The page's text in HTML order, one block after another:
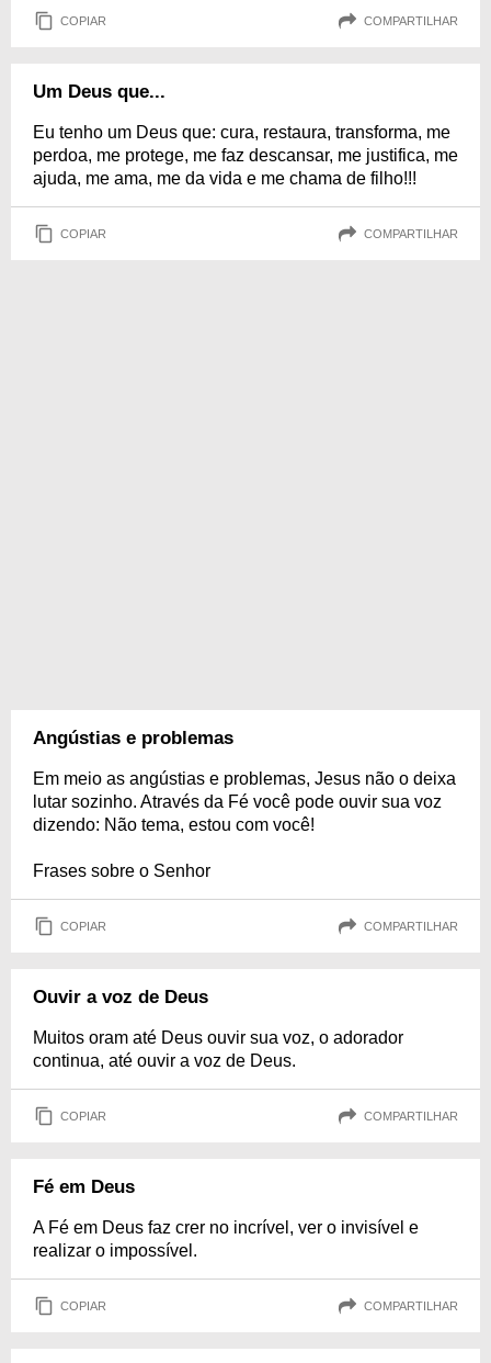
COPIAR COMPARTILHAR
Um Deus que...
Eu tenho um Deus que: cura, restaura, transforma, me
perdoa, me protege, me faz descansar, me justifica, me
ajuda, me ama, me da vida e me chama de filho!!!
COPIAR COMPARTILHAR
Angústias e problemas
Em meio as angústias e problemas, Jesus não o deixa
lutar sozinho. Através da Fé você pode ouvir sua voz
dizendo: Não tema, estou com você!
Frases sobre o Senhor
COPIAR COMPARTILHAR
Ouvir a voz de Deus
Muitos oram até Deus ouvir sua voz, o adorador
continua, até ouvir a voz de Deus.
COPIAR COMPARTILHAR
Fé em Deus
A Fé em Deus faz crer no incrível, ver o invisível e
realizar o impossível.
COPIAR COMPARTILHAR